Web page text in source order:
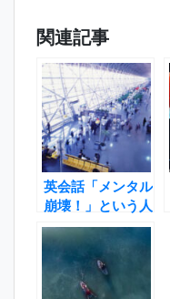
関連記事
英会話「メンタル
崩壊！」という人
にぜひ聞いてほし
いこと